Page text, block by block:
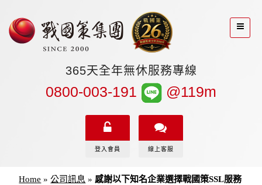
365天全年無休服務專線
0800-003-191 @119m
登入會員 線上客服
Home »公司訊息 »感謝以下知名企業選擇戰國策SSL服務